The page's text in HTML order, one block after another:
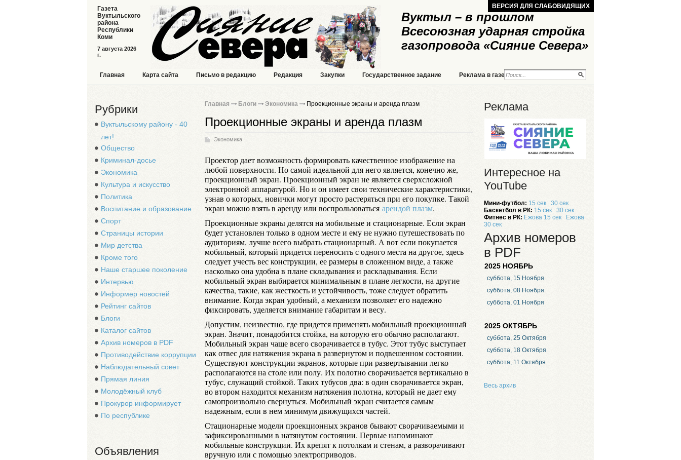
Вуктыл – в прошлом
Всесоюзная ударная стройка
газопровода «Сияние Севера»
7 августа 2026
г.
Газета
Вуктыльского
района
Республики
Коми
ВЕРСИЯ ДЛЯ СЛАБОВИДЯЩИХ
Главная Карта сайта Письмо в редакцию Редакция Закупки Государственное задание Реклама в газете Реклама на сайте
Рубрики
Вуктыльскому району - 40
лет!
Общество
Криминал-досье
Экономика
Культура и искусство
Политика
Воспитание и образование
Спорт
Страницы истории
Мир детства
Кроме того
Наше старшее поколение
Интервью
Информер новостей
Рейтинг сайтов
Блоги
Каталог сайтов
Архив номеров в PDF
Противодействие коррупции
Наблюдательный совет
Прямая линия
Молодёжный клуб
Прокурор информирует
По республике
Объявления
Главная Блоги Экономика Проекционные экраны и аренда плазм
Проекционные экраны и аренда плазм
Экономика
Проектор дает возможность формировать качественное изображение на
любой поверхности. Но самой идеальной для него является, конечно же,
проекционный экран. Проекционный экран не является сверхсложной
электронной аппаратурой. Но и он имеет свои технические характеристики,
узнав о которых, новички могут просто растеряться при его покупке. Такой
экран можно взять в аренду или воспрользоваться арендой плазм.
Проекционные экраны делятся на мобильные и стационарные. Если экран
будет установлен только в одном месте и ему не нужно путешествовать по
аудиториям, лучше всего выбрать стационарный. А вот если покупается
мобильный, который придется переносить с одного места на другое, здесь
следует учесть вес конструкции, ее размеры в сложенном виде, а также
насколько она удобна в плане складывания и раскладывания. Если
мобильный экран выбирается минимальным в плане легкости, на другие
качества, такие, как жесткость и устойчивость, тоже следует обратить
внимание. Когда экран удобный, а механизм позволяет его надежно
фиксировать, уделяется внимание габаритам и весу.
Допустим, неизвестно, где придется применять мобильный проекционный
экран. Значит, понадобится стойка, на которую его обычно располагают.
Мобильный экран чаще всего сворачивается в тубус. Этот тубус выступает
как отвес для натяжения экрана в развернутом и подвешенном состоянии.
Существуют конструкции экранов, которые при развертывании легко
располагаются на столе или полу. Их полотно сворачивается вертикально в
тубус, служащий стойкой. Таких тубусов два: в один сворачивается экран,
во втором находится механизм натяжения полотна, который не дает ему
самопроизвольно свернуться. Мобильный экран считается самым
надежным, если в нем минимум движущихся частей.
Стационарные модели проекционных экранов бывают сворачиваемыми и
зафиксированными в натянутом состоянии. Первые напоминают
мобильные конструкции. Их крепят к потолкам и стенам, а разворачивают
вручную или с помощью электроприводов.
Реклама
Интересное на
YouTube
Мини-футбол: 15 сек
30 сек
Баскетбол в РК: 15 сек
30 сек
Фитнес в РК: Ежова 15 сек
Ежова
30 сек
Архив номеров
в PDF
2025 НОЯБРЬ
суббота, 15 Ноября
суббота, 08 Ноября
суббота, 01 Ноября
2025 ОКТЯБРЬ
суббота, 25 Октября
суббота, 18 Октября
суббота, 11 Октября
Весь архив